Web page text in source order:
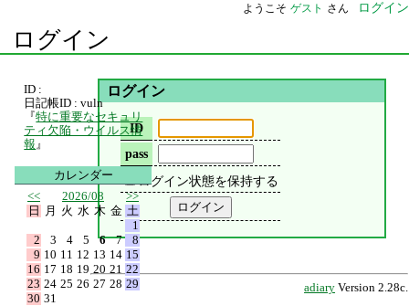
ようこそ ゲスト さん ログイン
ログイン
ログイン
ID
pass
ログイン状態を保持する
adiary Version 2.28c.
ID :
日記帳ID : vuln
『特に重要なセキュリ
ティ欠陥・ウイルス情
報 』
カレンダー
<<
2026/08
>>
日
月 火 水 木 金 土
1
2
3 4 5 6 7
8
9 10 11 12 13 14 15
16 17 18 19 20 21 22
23 24 25 26 27 28 29
30 31